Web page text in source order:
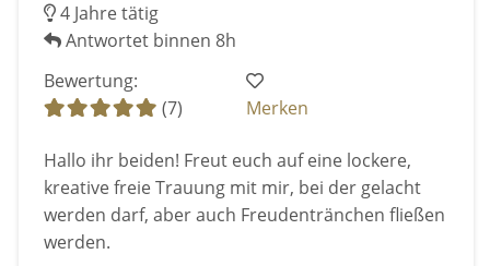
4 Jahre tätig
Antwortet binnen 8h
Bewertung:
(7)
Merken
Hallo ihr beiden! Freut euch auf eine lockere,
kreative freie Trauung mit mir, bei der gelacht
werden darf, aber auch Freudentränchen fließen
werden.